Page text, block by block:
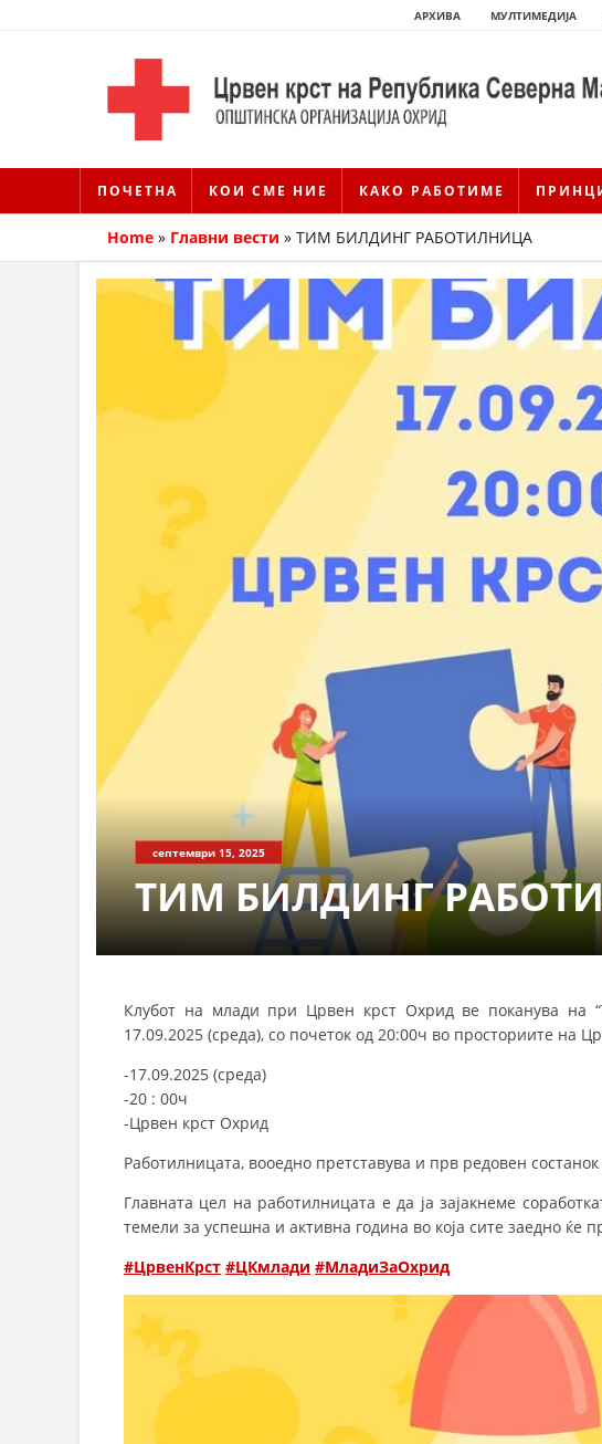
АРХИВА МУЛТИМЕДИЈА
ПОЧЕТНА КОИ СМЕ НИЕ КАКО РАБОТИМЕ
Home » Главни вести » ТИМ БИЛДИНГ РАБОТИЛНИЦА
септември 15, 2025
ТИМ БИЛДИНГ
Клубот на млади при Црвен крст Охрид ве поканува на
17.09.2025 (среда), со почеток од 20:00ч во просториите на
-17.09.2025 (среда)
-20 : 00ч
-Црвен крст Охрид
Работилницата, вооедно претставува и прв редовен
Главната цел на работилницата е да ја зајакнеме
темели за успешна и активна година во која сите заедно ќе
#ЦрвенКрст #ЦКмлади #МладиЗаОхрид